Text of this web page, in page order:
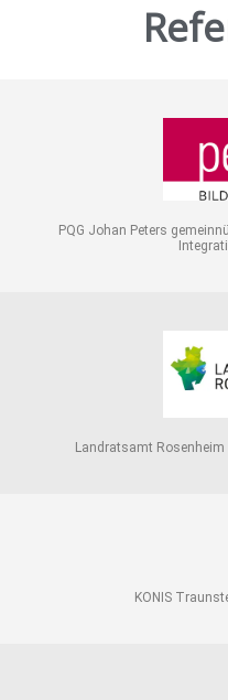
PQG Johan Peters
Landratsamt
KONIS